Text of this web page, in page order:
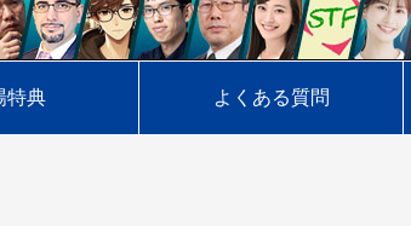
特典 よくある質問